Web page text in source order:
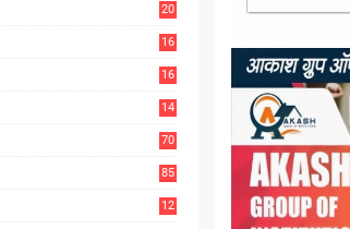
20
16
16
14
70
85
12